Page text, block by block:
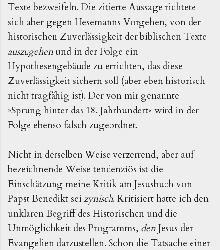
Texte bezweifeln. Die zitierte Aussage richtete
sich aber gegen Hesemanns Vorgehen, von der
historischen Zuverlässigkeit der biblischen Texte
auszugehen und in der Folge ein
Hypothesengebäude zu errichten, das diese
Zuverlässigkeit sichern soll (aber eben historisch
nicht tragfähig ist). Der von mir genannte
»Sprung hinter das 18. Jahrhundert« wird in der
Folge ebenso falsch zugeordnet.
Nicht in derselben Weise verzerrend, aber auf
bezeichnende Weise tendenziös ist die
Einschätzung meine Kritik am Jesusbuch von
Papst Benedikt seizynisch. Kritisiert hatte ich den
unklaren Begriff des Historischen und die
Unmöglichkeit des Programms, denJesus der
Evangelien darzustellen. Schon die Tatsache einer